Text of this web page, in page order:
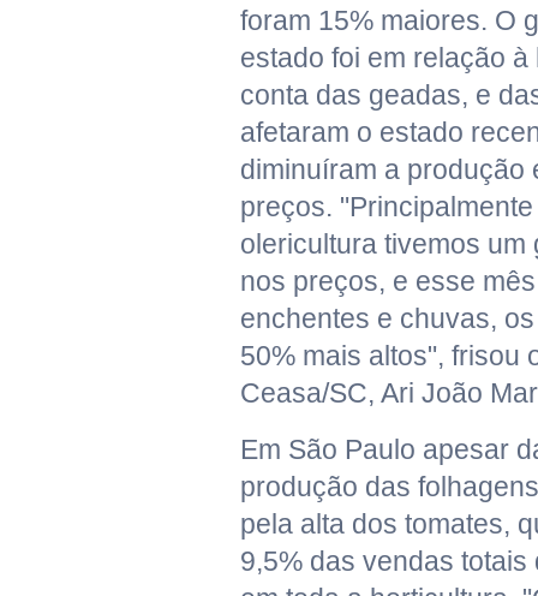
foram 15% maiores. O
estado foi em relação
conta das geadas, e
afetaram o estado
diminuíram a produção
preços.
olericultura tivemos
nos preços, e esse
enchentes e chuvas,
50% mais altos", frisou
Ceasa/SC, Ari João
Em São Paulo apesar
produção das
pela alta dos tomates,
9,5% das vendas